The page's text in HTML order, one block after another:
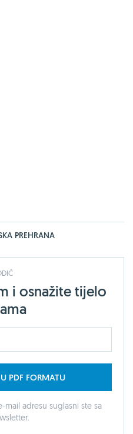
PREHRANA
i osnažite tijelo
PDF FORMATU
adresu suglasni ste sa